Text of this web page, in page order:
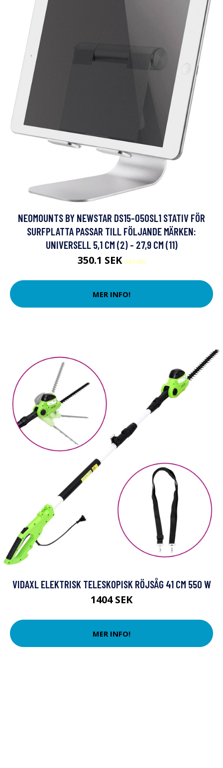
NEOMOUNTS BY NEWSTAR DS15-050SL1 STATIV FÖR
SURFPLATTA PASSAR TILL FÖLJANDE MÄRKEN:
UNIVERSELL 5,1 CM (2) - 27,9 CM (11)
350.1 SEK389 SEK
MER INFO!
VIDAXL ELEKTRISK TELESKOPISK RÖJSÅG 41 CM 550 W
1404 SEK
MER INFO!